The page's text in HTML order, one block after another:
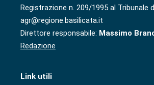
Registrazione n. 209/1995 al Tribunale
agr@regione.basilicata.it
Direttore responsabile: Massimo
Redazione
Link utili